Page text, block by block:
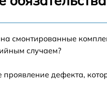
Beko BXT 80 R
воды Beko BXT 80
на смонтированные
случаем?
проявление дефекта,